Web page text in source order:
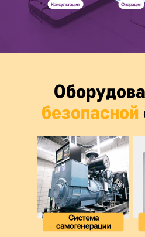
безопасной